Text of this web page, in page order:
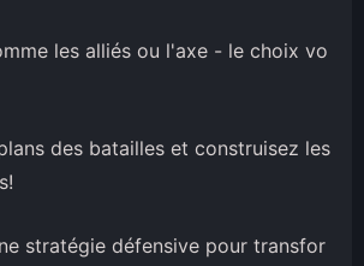
les alliés ou l'axe - le choix vo
des batailles et construisez les
stratégie défensive pour transfor